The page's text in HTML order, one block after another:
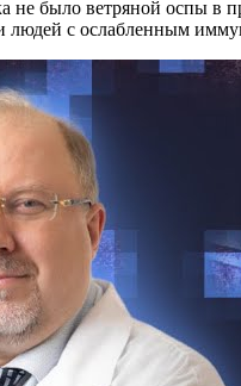
не было ветряной оспы в
людей с ослабленным